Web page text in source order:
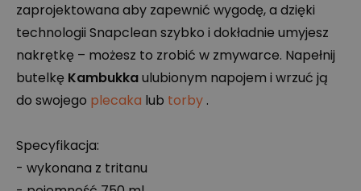
zaprojektowana aby zapewnić wygodę, a dzięki
technologii Snapclean szybko i dokładnie umyjesz
nakrętkę – możesz to zrobić w zmywarce. Napełnij
butelkę Kambukkaulubionym napojem i wrzuć ją
do swojego plecaka lub torby .
Specyfikacja:
- wykonana z tritanu